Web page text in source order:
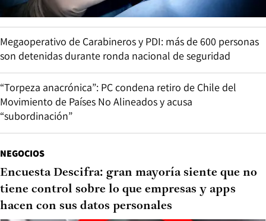
Megaoperativo de Carabineros y PDI: más de 600 personas
son detenidas durante ronda nacional de seguridad
“Torpeza anacrónica”: PC condena retiro de Chile del
Movimiento de Países No Alineados y acusa
“subordinación”
NEGOCIOS
Encuesta Descifra: gran mayoría siente que no
tiene control sobre lo que empresas y apps
hacen con sus datos personales